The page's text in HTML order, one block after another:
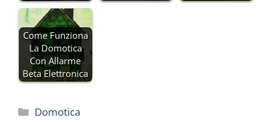
Come Funziona
La Domotica
Con Allarme
Beta Elettronica
Categorie
Domotica